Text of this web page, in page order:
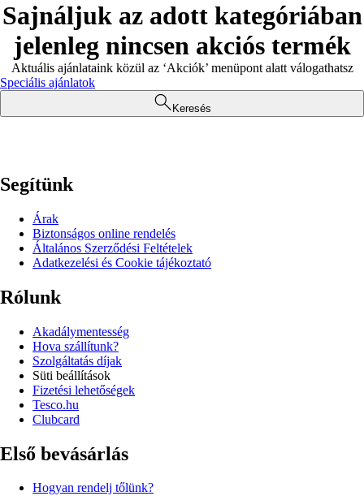
Sajnáljuk az adott kategóriában
jelenleg nincsen akciós termék
Aktuális ajánlataink közül az ‘Akciók’ menüpont alatt válogathatsz
Speciális ajánlatok
Keresés
Segítünk
Árak
Biztonságos online rendelés
Általános Szerződési Feltételek
Adatkezelési és Cookie tájékoztató
Rólunk
Akadálymentesség
Hova szállítunk?
Szolgáltatás díjak
Süti beállítások
Fizetési lehetőségek
Tesco.hu
Clubcard
Első bevásárlás
Hogyan rendelj tőlünk?